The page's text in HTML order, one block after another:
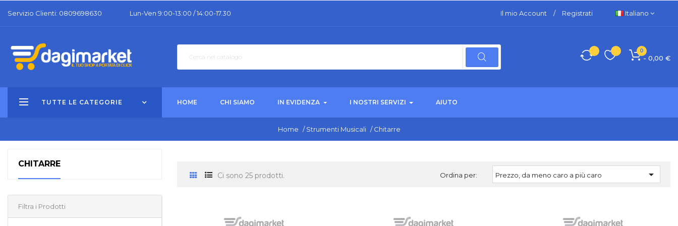
Servizio Clienti: 0809698630 Lun-Ven 9:00-13:00 / 14:00-17.30 Il mio Account / Registrati Italiano
0
- 0,00 €
TUTTE LE CATEGORIE HOME CHI SIAMO IN EVIDENZA I NOSTRI SERVIZI AIUTO
Home / Strumenti Musicali / Chitarre
CHITARRE
Filtra i Prodotti
Ci sono 25 prodotti. Ordina per: Prezzo, da meno caro a più caro 